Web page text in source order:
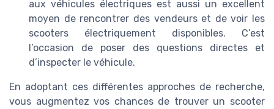
aux véhicules électriques est aussi un excellent
moyen de rencontrer des vendeurs et de voir les
scooters électriquement disponibles. C’est
l’occasion de poser des questions directes et
d’inspecter le véhicule.
En adoptant ces différentes approches de recherche,
vous augmentez vos chances de trouver un scooter